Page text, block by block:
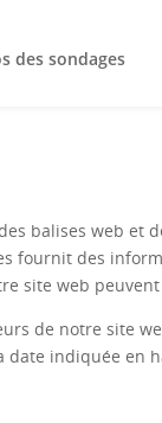
des sondages
balises web et
fournit des
site web
de notre site
date indiquée en